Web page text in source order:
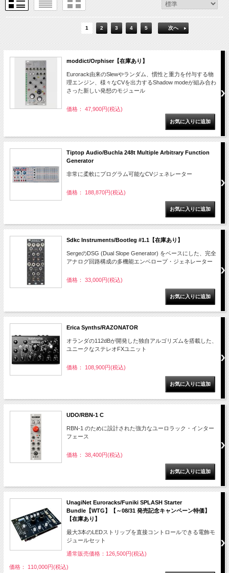
1 2 3 4 5 次へ
moddict/Orphiser【在庫あり】
Eurorack由来のSlewやランダム、慣性と重力を付与する物
理エンジン、様々なCVを出力するShadow modeが組み合わ
さった新しい発想のモジュール
価格： 47,900円(税込)
Tiptop Audio/Buchla 248t Multiple Arbitrary Function
Generator
非常に柔軟にプログラム可能なCVジェネレーター
価格： 188,870円(税込)
Sdkc Instruments/Bootleg #1.1【在庫あり】
SergeのDSG (Dual Slope Generator) をベースにした、完全
アナログ回路構成の多機能エンベロープ・ジェネレーター
価格： 33,000円(税込)
Erica Synths/RAZONATOR
オランダの112dBが開発した独自アルゴリズムを搭載した、
ユニークなステレオFXユニット
価格： 108,900円(税込)
UDO/RBN-1 C
RBN-1 のために設計された強力なユーロラック・インター
フェース
価格： 38,400円(税込)
UnagiNet Euroracks/Funiki SPLASH Starter
Bundle【WTG】【～08/31 発売記念キャンペーン特価】
【在庫あり】
最大3本のLEDストリップを直接コントロールできる電飾モ
ジュールセット
通常販売価格：126,500円(税込)
価格： 110,000円(税込)